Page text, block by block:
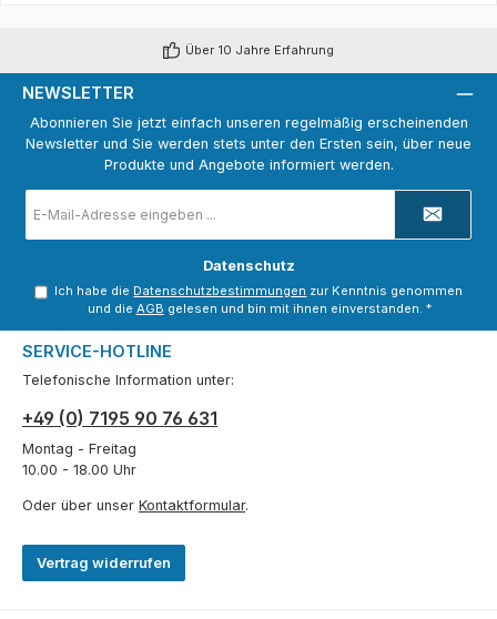
Über 10 Jahre Erfahrung
NEWSLETTER
Abonnieren Sie jetzt einfach unseren regelmäßig erscheinenden
Newsletter und Sie werden stets unter den Ersten sein, über neue
Produkte und Angebote informiert werden.
Mail-
Adresse
Datenschutz
Ich habe die Datenschutzbestimmungen zur Kenntnis genommen
und die AGB gelesen und bin mit ihnen einverstanden. *
SERVICE-HOTLINE
Telefonische Information unter:
+49 (0) 7195 90 76 631
Montag - Freitag
10.00 - 18.00 Uhr
Oder über unser Kontaktformular.
Vertrag widerrufen